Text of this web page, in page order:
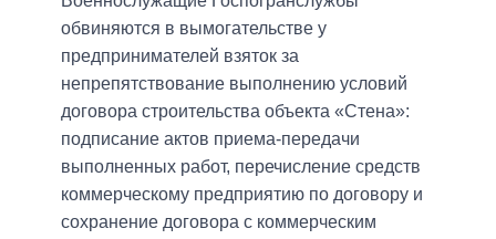
обвиняются в вымогательстве у
предпринимателей взяток за
непрепятствование выполнению условий
договора строительства объекта «Стена»:
подписание актов приема-передачи
выполненных работ, перечисление средств
коммерческому предприятию по договору и
сохранение договора с коммерческим